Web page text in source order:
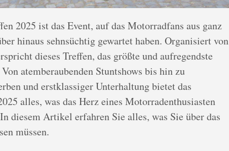
2025 ist das Event, auf das Motorradfans aus ganz
hinaus sehnsüchtig gewartet haben. Organisiert von
dieses Treffen, das größte und aufregendste
atemberaubenden Stuntshows bis hin zu
und erstklassiger Unterhaltung bietet das
alles, was das Herz eines Motorradenthusiasten
diesem Artikel erfahren Sie alles, was Sie über das
müssen.